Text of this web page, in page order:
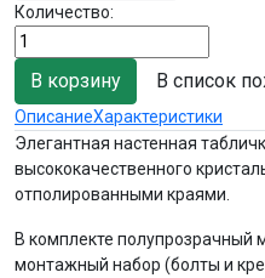
Количество:
В список
ОписаниеХарактеристики
Элегантная настенная
высококачественного
отполированными краями.
В комплекте полупрозрачный
монтажный набор (болты и